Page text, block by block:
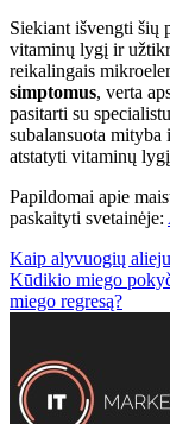
Siekiant išvengti šių
vitaminų lygį ir
reikalingais
simptomus, verta
pasitarti su
subalansuota
atstatyti vitaminų
Papildomai apie
paskaityti svetainėje:
Navigacija
tarp
Kaip alyvuogių
Kūdikio miego
miego regresą?